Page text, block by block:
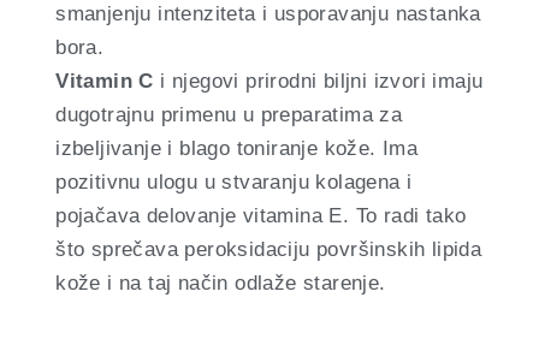
smanjenju intenziteta i usporavanju nastanka
bora.
Vitamin C i njegovi prirodni biljni izvori imaju
dugotrajnu primenu u preparatima za
izbeljivanje i blago toniranje kože. Ima
pozitivnu ulogu u stvaranju kolagena i
pojačava delovanje vitamina E. To radi tako
što sprečava peroksidaciju površinskih lipida
kože i na taj način odlaže starenje.